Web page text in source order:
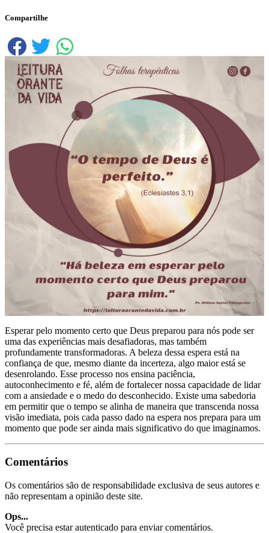
Compartilhe
Esperar pelo momento certo que Deus preparou para nós pode ser
uma das experiências mais desafiadoras, mas também
profundamente transformadoras. A beleza dessa espera está na
confiança de que, mesmo diante da incerteza, algo maior está se
desenrolando. Esse processo nos ensina paciência,
autoconhecimento e fé, além de fortalecer nossa capacidade de lidar
com a ansiedade e o medo do desconhecido. Existe uma sabedoria
em permitir que o tempo se alinha de maneira que transcenda nossa
visão imediata, pois cada passo dado na espera nos prepara para um
momento que pode ser ainda mais significativo do que imaginamos.
Comentários
Os comentários são de responsabilidade exclusiva de seus autores e
não representam a opinião deste site.
Ops...
Você precisa estar autenticado para enviar comentários.